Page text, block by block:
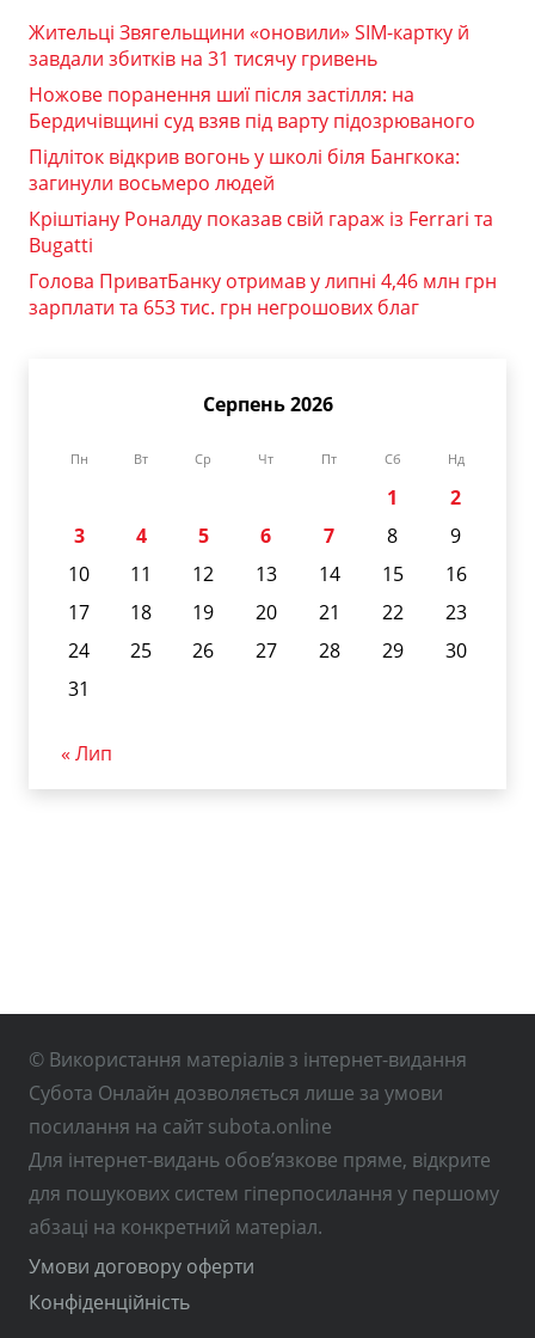
Жительці Звягельщини «оновили» SIM-картку й
завдали збитків на 31 тисячу гривень
Ножове поранення шиї після застілля: на
Бердичівщині суд взяв під варту підозрюваного
Підліток відкрив вогонь у школі біля Бангкока:
загинули восьмеро людей
Кріштіану Роналду показав свій гараж із Ferrari та
Bugatti
Голова ПриватБанку отримав у липні 4,46 млн грн
зарплати та 653 тис. грн негрошових благ
Серпень 2026
Пн Вт Ср Чт Пт Сб Нд
1
2
3
4 5 6 7 8
9
10
11 12 13 14 15
16
17
18 19 20 21 22
23
24
25 26 27 28 29
30
31
« Лип
© Використання матеріалів з інтернет-видання
Субота Онлайн дозволяється лише за умови
посилання на сайт subota.online
Для інтернет-видань обов’язкове пряме, відкрите
для пошукових систем гіперпосилання у першому
абзаці на конкретний матеріал.
Умови договору оферти
Конфіденційність